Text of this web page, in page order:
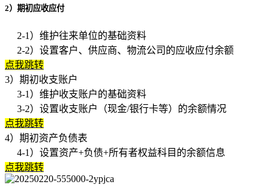
2）期初应收应付
2-1）维护往来单位的基础资料
2-2）设置客户、供应商、物流公司的应收应付余额
点我跳转
3）期初收支账户
3-1）维护收支账户的基础资料
3-2）设置收支账户（现金/银行卡等）的余额情况
点我跳转
4）期初资产负债表
4-1）设置资产+负债+所有者权益科目的余额信息
点我跳转